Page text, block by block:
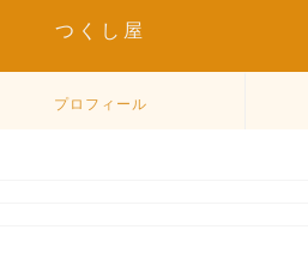
つくし屋
プロフィール